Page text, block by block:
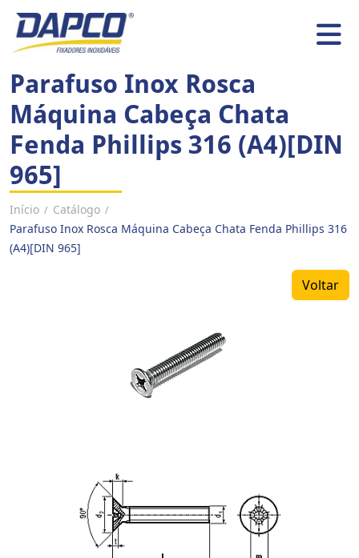
Parafuso Inox Rosca
Máquina Cabeça Chata
Fenda Phillips 316 (A4)[DIN
965]
Início / Catálogo /
Parafuso Inox Rosca Máquina Cabeça Chata Fenda Phillips 316
(A4)[DIN 965]
Voltar